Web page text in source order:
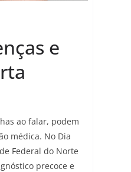
e
ao falar, podem
médica. No Dia
Federal do Norte
precoce e